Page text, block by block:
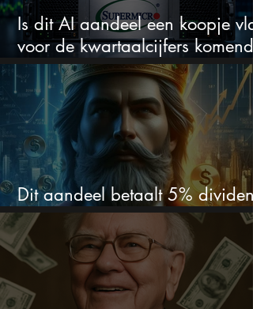
Is dit AI aandeel een koopje
voor de kwartaalcijfers komende
week?
Dit aandeel betaalt 5%
Ik koop nog steeds bij